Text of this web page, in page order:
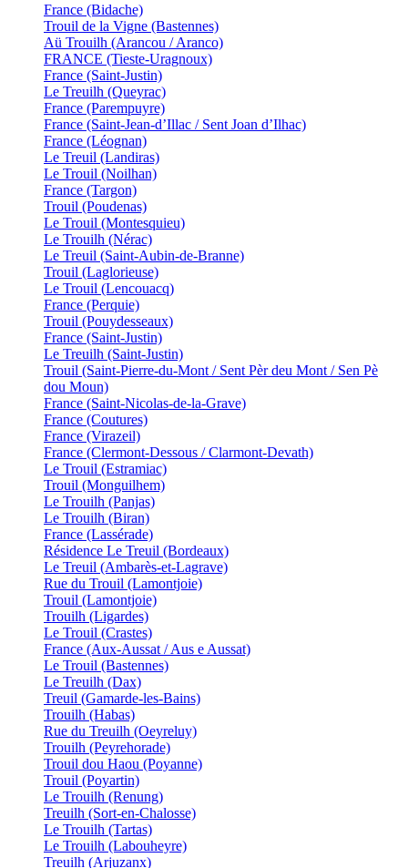
France (Bidache)
Trouil de la Vigne (Bastennes)
Aü Trouilh (Arancou / Aranco)
FRANCE (Tieste-Uragnoux)
France (Saint-Justin)
Le Treuilh (Queyrac)
France (Parempuyre)
France (Saint-Jean-d’Illac / Sent Joan d’Ilhac)
France (Léognan)
Le Treuil (Landiras)
Le Trouil (Noilhan)
France (Targon)
Trouil (Poudenas)
Le Trouil (Montesquieu)
Le Trouilh (Nérac)
Le Treuil (Saint-Aubin-de-Branne)
Trouil (Laglorieuse)
Le Trouil (Lencouacq)
France (Perquie)
Trouil (Pouydesseaux)
France (Saint-Justin)
Le Treuilh (Saint-Justin)
Trouil (Saint-Pierre-du-Mont / Sent Pèr deu Mont / Sen Pè
dou Moun)
France (Saint-Nicolas-de-la-Grave)
France (Coutures)
France (Virazeil)
France (Clermont-Dessous / Clarmont-Devath)
Le Trouil (Estramiac)
Trouil (Monguilhem)
Le Trouilh (Panjas)
Le Trouilh (Biran)
France (Lassérade)
Résidence Le Treuil (Bordeaux)
Le Treuil (Ambarès-et-Lagrave)
Rue du Trouil (Lamontjoie)
Trouil (Lamontjoie)
Trouilh (Ligardes)
Le Trouil (Crastes)
France (Aux-Aussat / Aus e Aussat)
Le Trouil (Bastennes)
Le Treuilh (Dax)
Treuil (Gamarde-les-Bains)
Trouilh (Habas)
Rue du Treuilh (Oeyreluy)
Trouilh (Peyrehorade)
Trouil dou Haou (Poyanne)
Trouil (Poyartin)
Le Trouilh (Renung)
Treuilh (Sort-en-Chalosse)
Le Trouilh (Tartas)
Le Trouilh (Labouheyre)
Treuilh (Arjuzanx)